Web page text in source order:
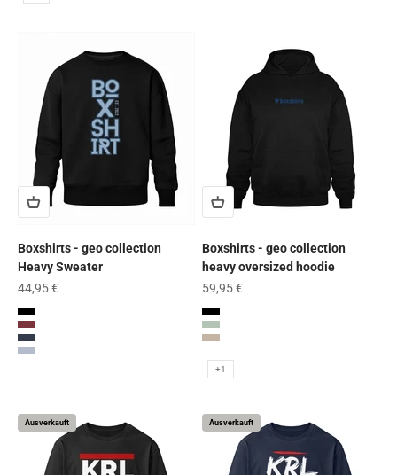
Boxshirts - geo collection
Heavy Sweater
Angebot
44,95 €
Schwarz
Burgundy
French Navy
Boxshirts - geo collection
heavy oversized hoodie
Angebot
59,95 €
Schwarz
Aloe
Red Earth
+1
Ausverkauft Ausverkauft